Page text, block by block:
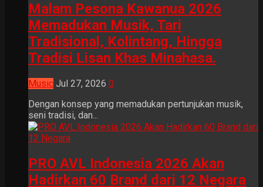
Malam Pesona Kawanua 2026
Memadukan Musik, Tari
Tradisional, Kolintang, Hingga
Tradisi Lisan Khas Minahasa.
Music Jul 27, 2026 0
Dengan konsep yang memadukan pertunjukan musik,
seni tradisi, dan...
PRO AVL Indonesia 2026 Akan
Hadirkan 60 Brand dari 12 Negara